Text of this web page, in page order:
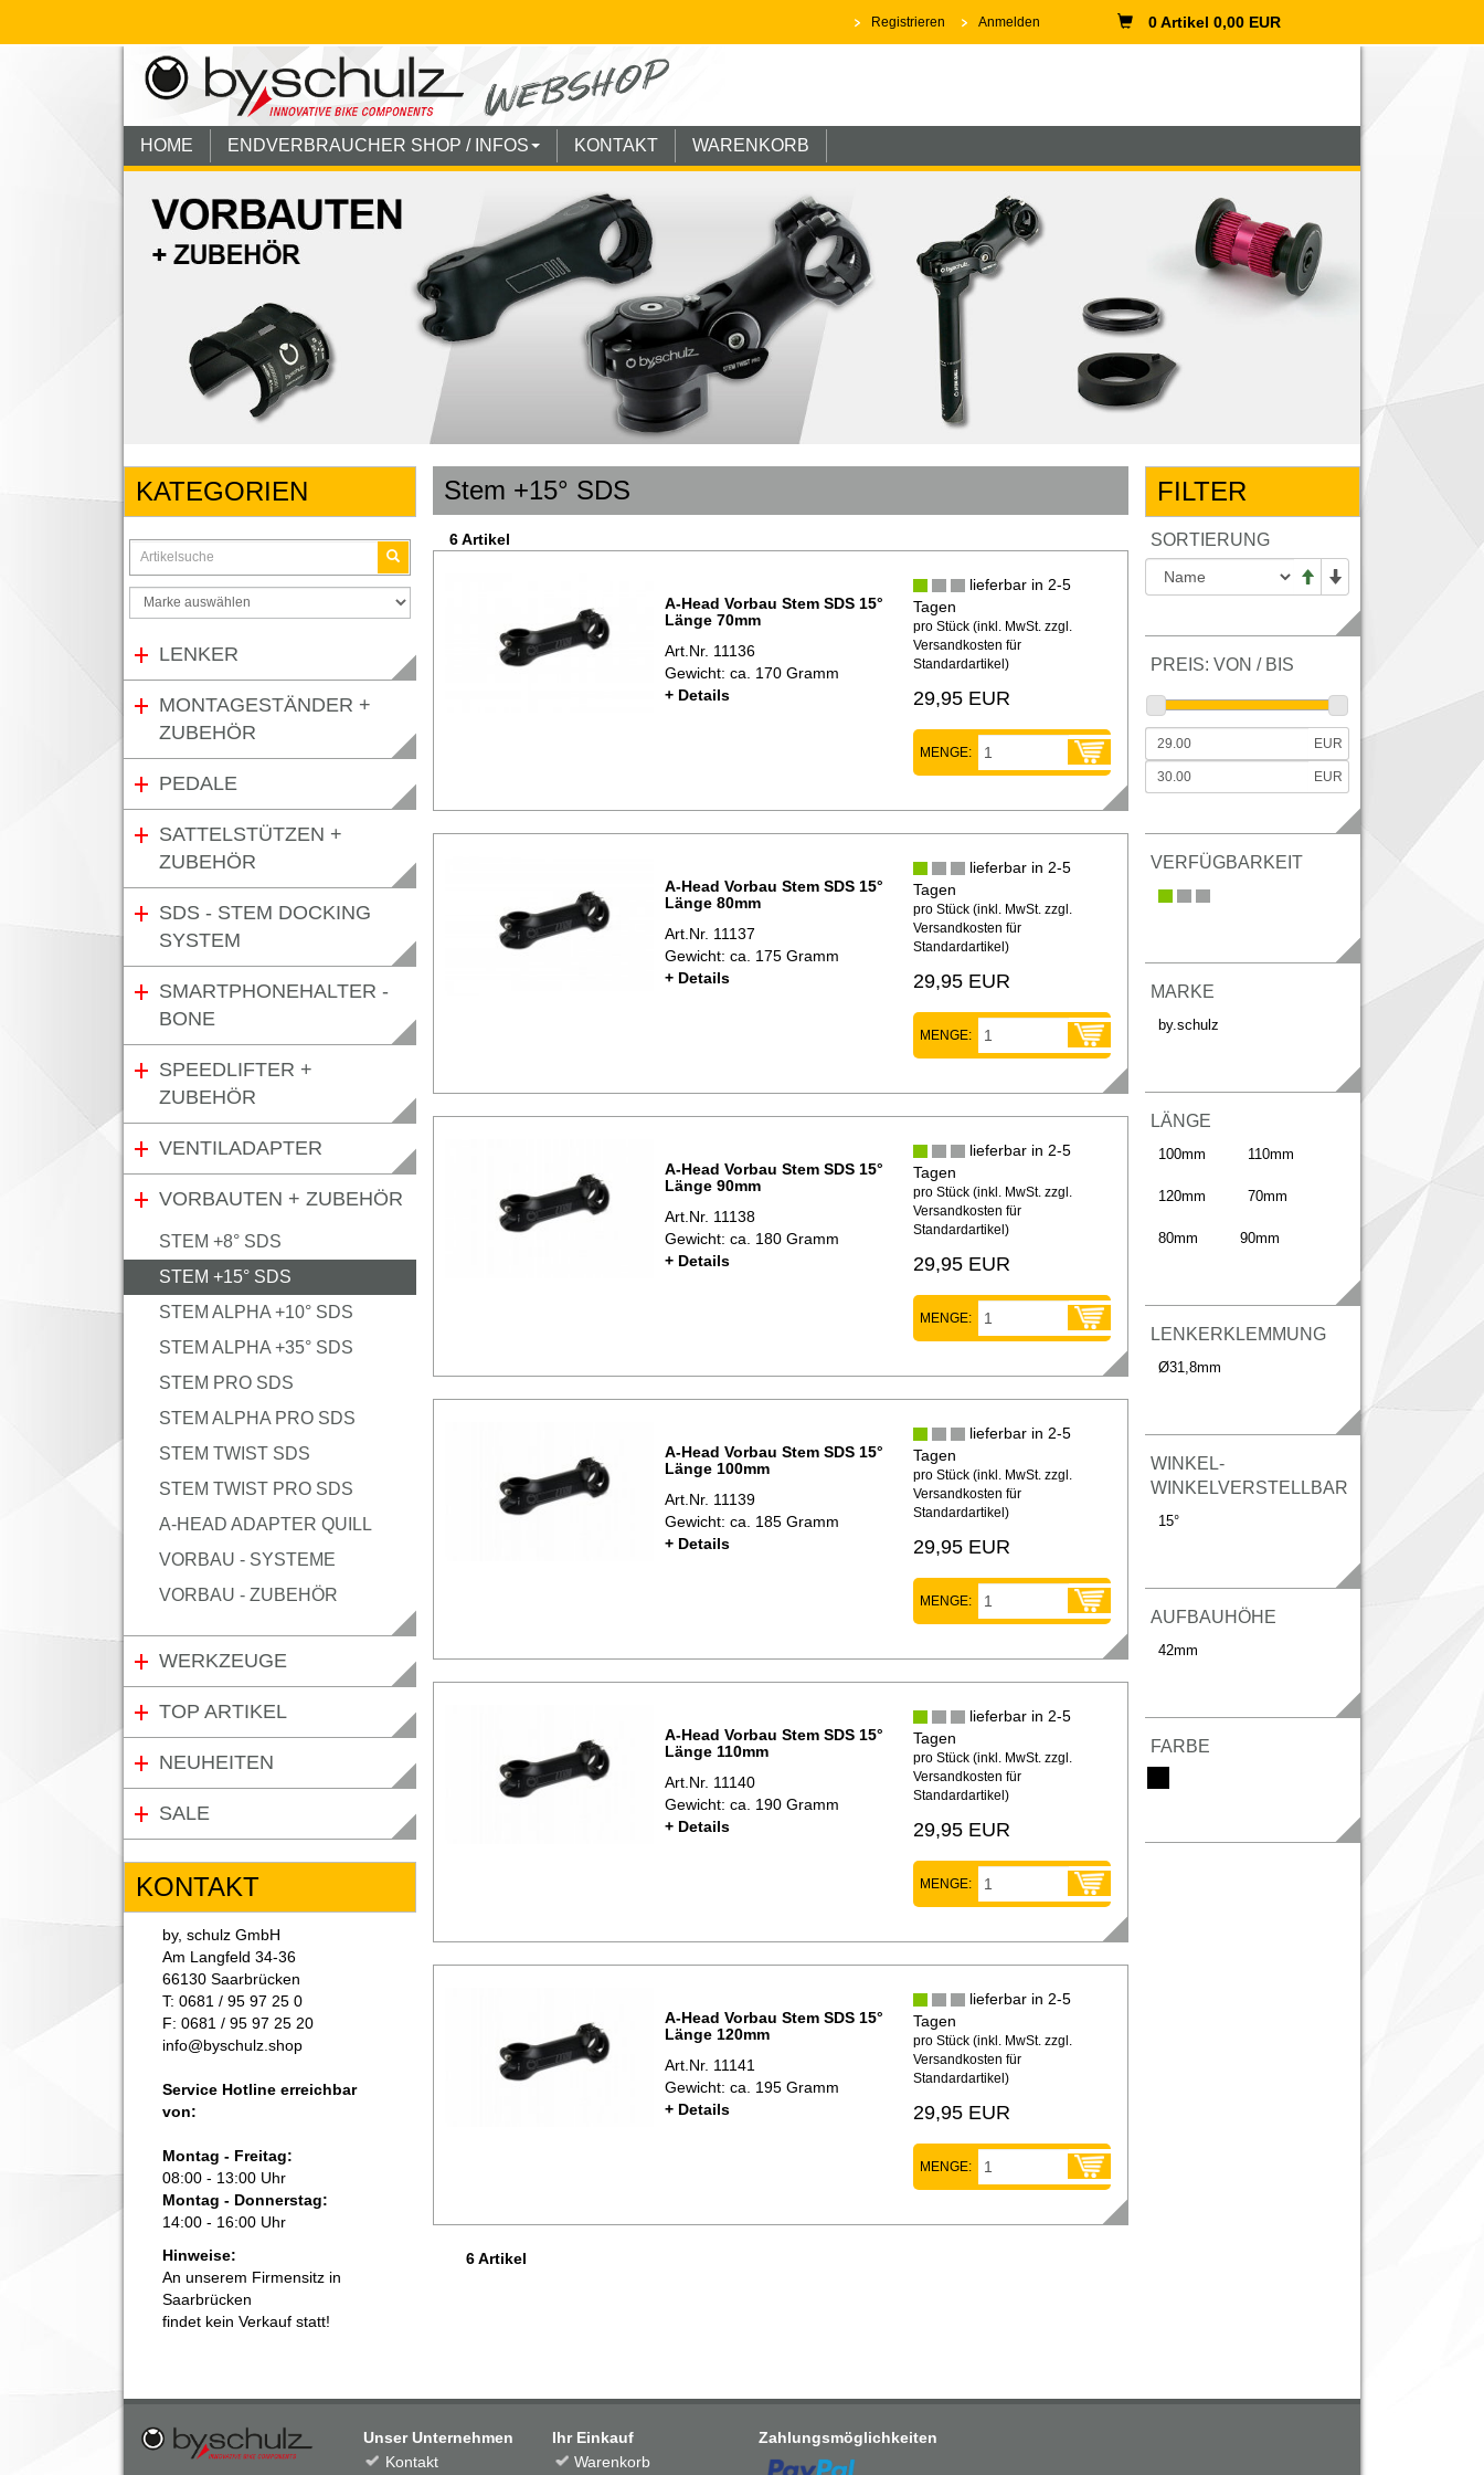
Registrieren Anmelden 0 Artikel 0,00 EUR
HOME ENDVERBRAUCHER SHOP / INFOS KONTAKT WARENKORB
KATEGORIEN
LENKER
MONTAGESTÄNDER +
ZUBEHÖR
PEDALE
SATTELSTÜTZEN +
ZUBEHÖR
SDS - STEM DOCKING
SYSTEM
SMARTPHONEHALTER -
BONE
SPEEDLIFTER +
ZUBEHÖR
VENTILADAPTER
VORBAUTEN + ZUBEHÖR
STEM +8° SDS
STEM +15° SDS
STEM ALPHA +10° SDS
STEM ALPHA +35° SDS
STEM PRO SDS
STEM ALPHA PRO SDS
STEM TWIST SDS
STEM TWIST PRO SDS
A-HEAD ADAPTER QUILL
VORBAU - SYSTEME
VORBAU - ZUBEHÖR
WERKZEUGE
TOP ARTIKEL
NEUHEITEN
SALE
KONTAKT
by, schulz GmbH
Am Langfeld 34-36
66130 Saarbrücken
T: 0681 / 95 97 25 0
F: 0681 / 95 97 25 20
info@byschulz.shop
Service Hotline erreichbar
von:
Montag - Freitag:
08:00 - 13:00 Uhr
Montag - Donnerstag:
14:00 - 16:00 Uhr
Hinweise:
An unserem Firmensitz in
Saarbrücken
findet kein Verkauf statt!
Stem +15° SDS
6 Artikel
A-Head Vorbau Stem SDS 15°
Länge 70mm
Art.Nr. 11136
Gewicht: ca. 170 Gramm
+ Details
lieferbar in 2-5
Tagen
pro Stück (inkl. MwSt. zzgl.
Versandkosten für
Standardartikel)
29,95 EUR
MENGE:
A-Head Vorbau Stem SDS 15°
Länge 80mm
Art.Nr. 11137
Gewicht: ca. 175 Gramm
+ Details
lieferbar in 2-5
Tagen
pro Stück (inkl. MwSt. zzgl.
Versandkosten für
Standardartikel)
29,95 EUR
MENGE:
A-Head Vorbau Stem SDS 15°
Länge 90mm
Art.Nr. 11138
Gewicht: ca. 180 Gramm
+ Details
lieferbar in 2-5
Tagen
pro Stück (inkl. MwSt. zzgl.
Versandkosten für
Standardartikel)
29,95 EUR
MENGE:
A-Head Vorbau Stem SDS 15°
Länge 100mm
Art.Nr. 11139
Gewicht: ca. 185 Gramm
+ Details
lieferbar in 2-5
Tagen
pro Stück (inkl. MwSt. zzgl.
Versandkosten für
Standardartikel)
29,95 EUR
MENGE:
A-Head Vorbau Stem SDS 15°
Länge 110mm
Art.Nr. 11140
Gewicht: ca. 190 Gramm
+ Details
lieferbar in 2-5
Tagen
pro Stück (inkl. MwSt. zzgl.
Versandkosten für
Standardartikel)
29,95 EUR
MENGE:
A-Head Vorbau Stem SDS 15°
Länge 120mm
Art.Nr. 11141
Gewicht: ca. 195 Gramm
+ Details
lieferbar in 2-5
Tagen
pro Stück (inkl. MwSt. zzgl.
Versandkosten für
Standardartikel)
29,95 EUR
MENGE:
6 Artikel
FILTER
SORTIERUNG
PREIS: VON / BIS
EUR
EUR
VERFÜGBARKEIT
MARKE
by.schulz
LÄNGE
100mm 110mm
120mm 70mm
80mm 90mm
LENKERKLEMMUNG
Ø31,8mm
WINKEL-
WINKELVERSTELLBAR
15°
AUFBAUHÖHE
42mm
FARBE
Unser Unternehmen
Kontakt
Ihr Einkauf
Warenkorb
Zahlungsmöglichkeiten